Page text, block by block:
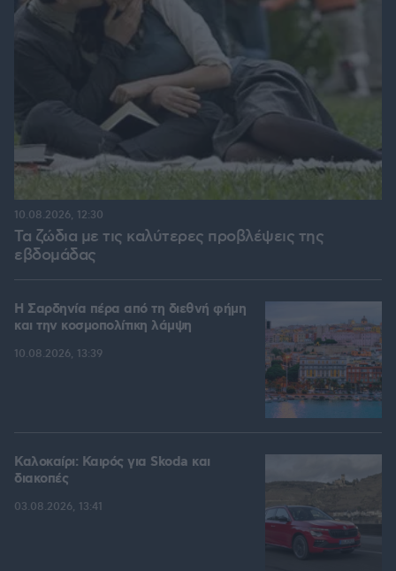
Τα ζώδια με τις καλύτερες προβλέψεις της
εβδομάδας
10.08.2026, 12:30
Η Σαρδηνία πέρα από τη διεθνή φήμη
και την κοσμοπολίτικη λάμψη
10.08.2026, 13:39
Καλοκαίρι: Καιρός για Skoda και
διακοπές
03.08.2026, 13:41